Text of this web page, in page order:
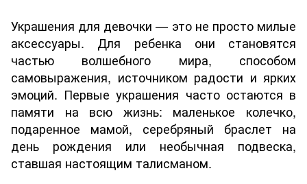
Украшения для девочки — это не просто милые
аксессуары. Для ребенка они становятся
частью волшебного мира, способом
самовыражения, источником радости и ярких
эмоций. Первые украшения часто остаются в
памяти на всю жизнь: маленькое колечко,
подаренное мамой, серебряный браслет на
день рождения или необычная подвеска,
ставшая настоящим талисманом.